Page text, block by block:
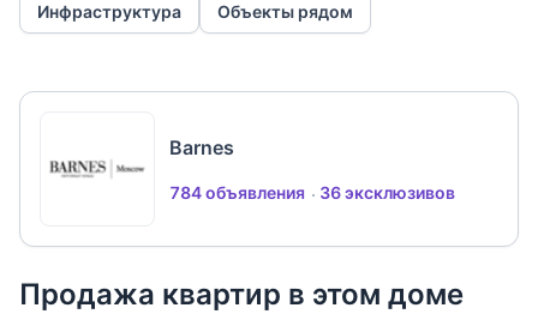
Инфраструктура Объекты рядом
Barnes
784 объявления 36 эксклюзивов
Продажа квартир в этом доме